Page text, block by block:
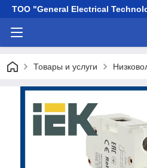
ТОО "General Electrical
Товары и услуги